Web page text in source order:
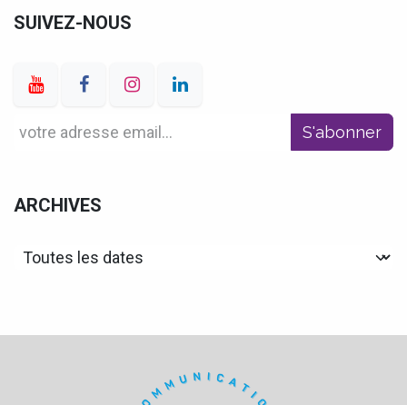
SUIVEZ-NOUS
S'abonner
ARCHIVES